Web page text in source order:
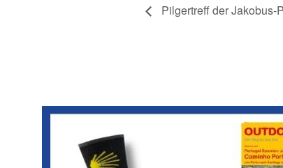
Pilgertreff der Jakobus-